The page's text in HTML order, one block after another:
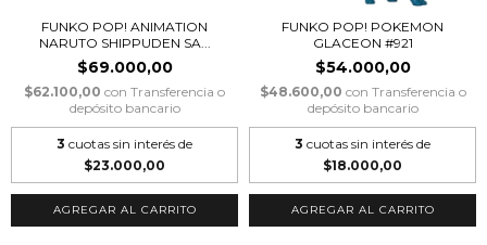
FUNKO POP! ANIMATION
NARUTO SHIPPUDEN SA...
$69.000,00
$62.100,00 con Transferencia o
depósito bancario
3 cuotas sin interés de
$23.000,00
FUNKO POP! POKEMON
GLACEON #921
$54.000,00
$48.600,00 con Transferencia o
depósito bancario
3 cuotas sin interés de
$18.000,00